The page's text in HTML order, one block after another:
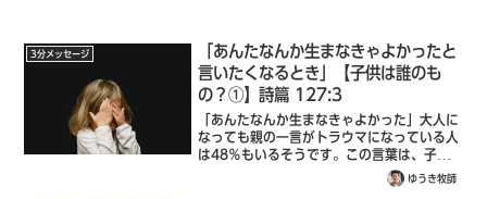
3分メッセージ
「あんたなんか生まなきゃよかったと
言いたくなるとき」【子供は誰のも
の？①】詩篇 127:3
「あんたなんか生まなきゃよかった」大人に
なっても親の一言がトラウマになっている人
は48％もいるそうです。この言葉は、子供
の存在を全否定する言葉だからです。見よ、
子どもたちは主の賜物、胎の実は報酬。聖書
ゆうき牧師